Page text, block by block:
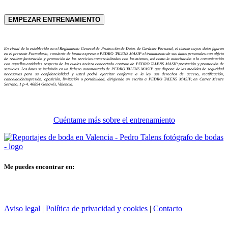
En virtud de lo establecido en el Reglamento General de Protección de Datos de Carácter Personal, el cliente cuyos datos figuran
en el presente Formulario, consiente de forma expresa a PEDRO TALENS MASIP el tratamiento de sus datos personales con objeto
de realizar facturación y promoción de los servicios comercializados con los mismos, así como la autorización a la comunicación
con aquellas entidades respecto de las cuales tuviera concertado contrato de PEDRO TALENS MASIP prestación y promoción de
servicios. Los datos se incluirán en un fichero automatizado de PEDRO TALENS MASIP que dispone de las medidas de seguridad
necesarias para su confidencialidad y usted podrá ejercitar conforme a la ley sus derechos de acceso, rectificación,
cancelación/supresión, oposición, limitación o portabilidad, dirigiendo un escrito a PEDRO TALENS MASIP, en Carrer Mestre
Serrano, 1 p-4. 46894 Genovés, Valencia.
Cuéntame más sobre el entrenamiento
Me puedes encontrar en:
Aviso legal | Política de privacidad y cookies | Contacto